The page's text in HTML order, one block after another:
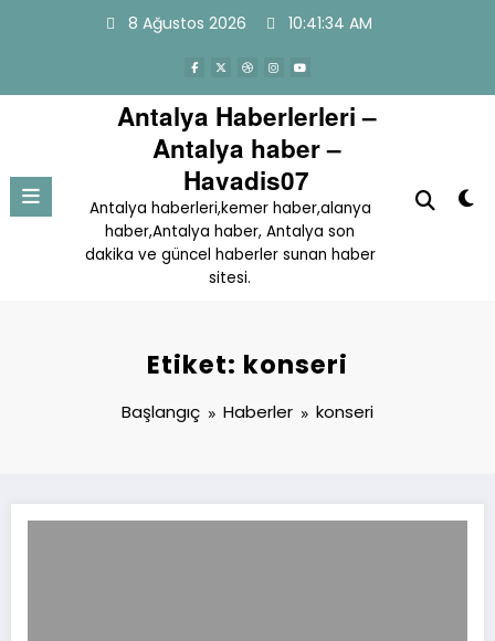
8 Ağustos 2026 10:41:34 AM
Antalya Haberlerleri –
Antalya haber –
Havadis07
Antalya haberleri,kemer haber,alanya
haber,Antalya haber, Antalya son
dakika ve güncel haberler sunan haber
sitesi.
Etiket: konseri
Başlangıç Haberler konseri